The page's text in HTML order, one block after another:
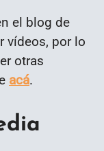
el blog de
vídeos, por lo
otras
acá.